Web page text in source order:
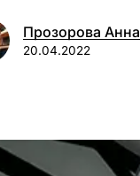
Прозорова Анна
20.04.2022